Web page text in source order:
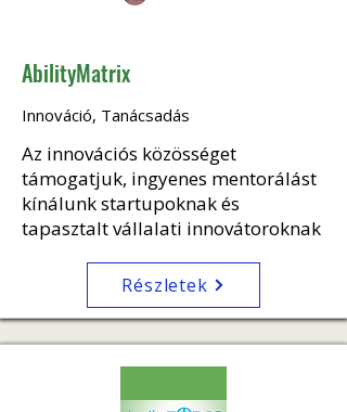
AbilityMatrix
Innováció, Tanácsadás
Az innovációs közösséget
támogatjuk, ingyenes mentorálást
kínálunk startupoknak és
tapasztalt vállalati innovátoroknak
Részletek